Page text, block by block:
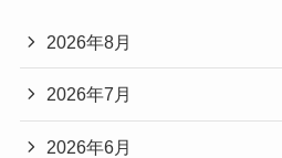
2026年8月
2026年7月
2026年6月